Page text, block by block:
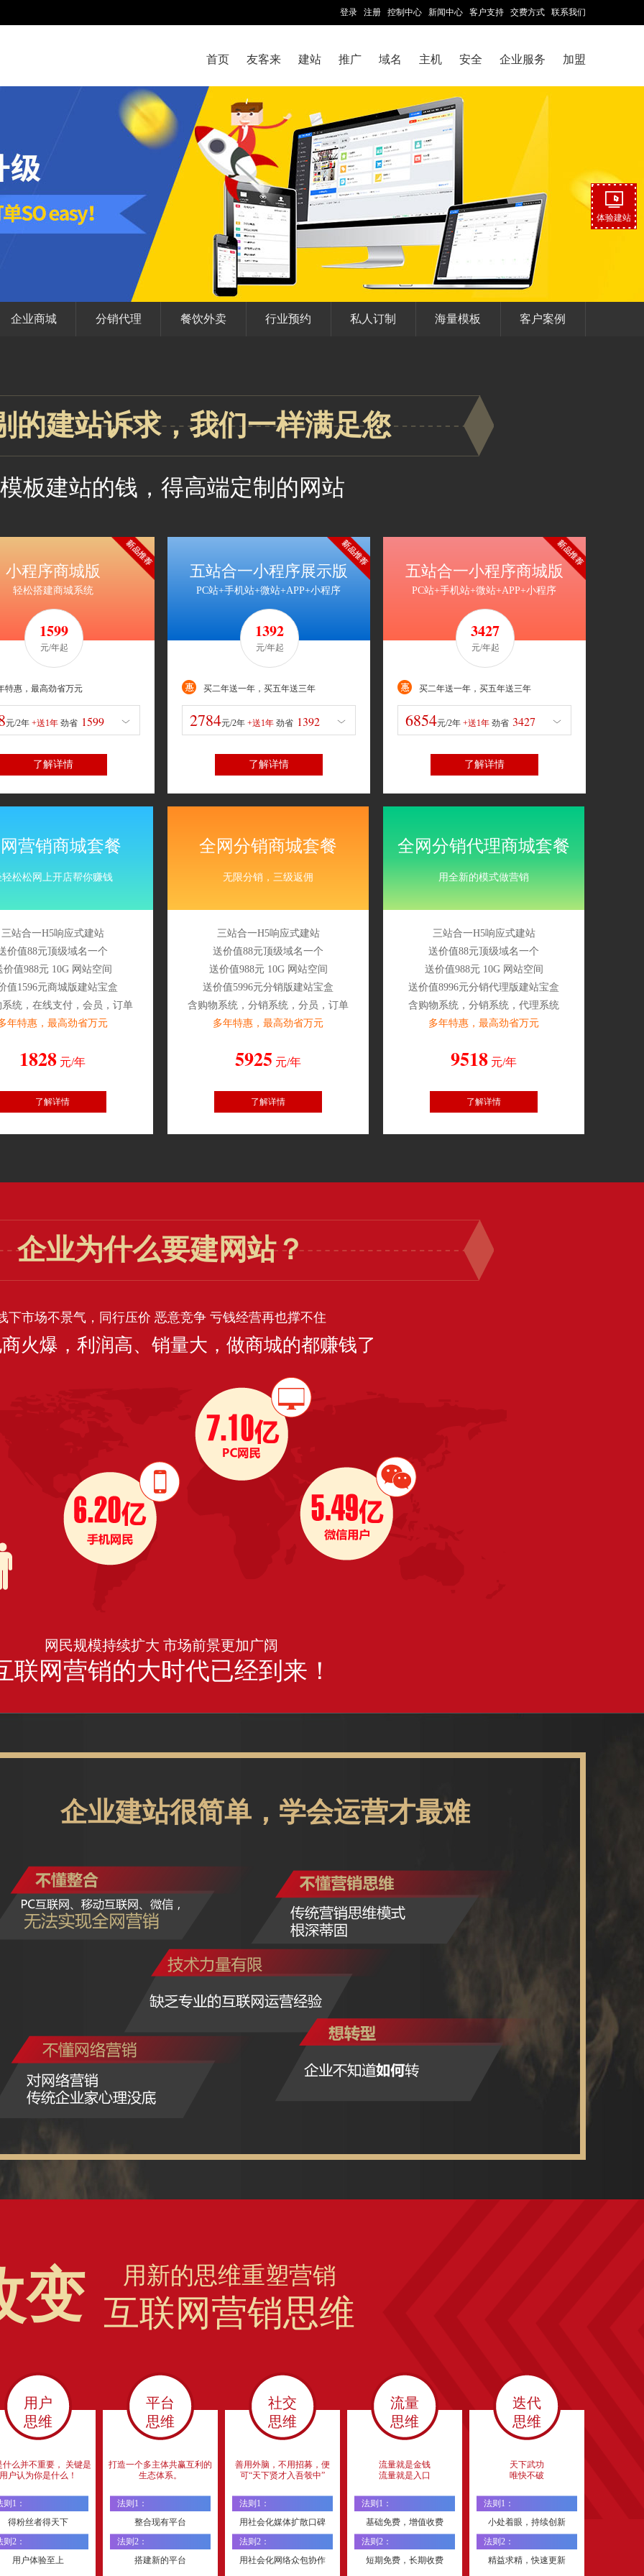
登录 注册 控制中心 新闻中心 客户支持 交费方式 联系我们
首页 友客来 建站 推广 域名 主机 安全 企业服务 加盟
企业商城 分销代理 餐饮外卖 行业预约 私人订制 海量模板 客户案例
的建站诉求，我们一样满足您
板建站的钱，得高端定制的网站
小程序商城版
轻松搭建商城系统
1599
元/年起
特惠，最高劲省万元
元/2年+送1年 劲省 1599
3198
1599
4797
1599
7995
+送3年
4797
了解详情
五站合一小程序展示版
PC站+手机站+微站+APP+小程序
1392
元/年起
买二年送一年，买五年送三年
2784元/2年 +送1年劲省 1392
1392 2784
1392
4176
1392
1392
6960
+送3年
4176
了解详情
五站合一小程序商城版
PC站+手机站+微站+APP+小程序
3427
元/年起
买二年送一年，买五年送三年
6854元/2年 +送1年劲省 3427
3427
3427
1年
3427
17135
元/5年 +送
10281
了解详情
营销商城套餐
轻松松网上开店帮你赚钱
三站合一H5响应式建站
价值88元顶级域名一个
价值988元 10G 网站空间
值1596元商城版建站宝盒
统，在线支付，会员，订单
年特惠，最高劲省万元
1828 元/年
全网分销商城套餐
无限分销，三级返佣
三站合一H5响应式建站
送价值88元顶级域名一个
送价值988元 10G 网站空间
送价值5996元分销版建站宝盒
含购物系统，分销系统，分员，订单
多年特惠，最高劲省万元
5925 元/年
全网分销代理商城套餐
用全新的模式做营销
三站合一H5响应式建站
送价值88元顶级域名一个
送价值988元 10G 网站空间
送价值8996元分销代理版建站宝盒
含购物系统，分销系统，代理系统
多年特惠，最高劲省万元
9518 元/年
企业为什么要建网站？
下市场不景气，同行压价 恶意竞争 亏钱经营再也撑不住
火爆，利润高、销量大，做商城的都赚钱了
网民规模持续扩大 市场前景更加广阔
联网营销的大时代已经到来！
企业建站很简单，学会运营才最难
变 用新的思维重塑营销
互联网营销思维
用户
思维
什么并不重要， 关键是
用户认为你是什么！
则1：
得粉丝者得天下
则2：
用户体验至上
平台
思维
打造一个多主体共赢互利的
生态体系。
法则1：
整合现有平台
法则2：
搭建新的平台
社交
思维
善用外脑，不用招募，便
可“天下贤才入吾彀中”
法则1：
用社会化媒体扩散口碑
法则2：
用社会化网络众包协作
流量
思维
流量就是金钱
流量就是入口
法则1：
基础免费，增值收费
法则2：
短期免费，长期收费
迭代
思维
天下武功
唯快不破
法则1：
小处着眼，持续创新
法则2：
精益求精，快速更新
体验建站